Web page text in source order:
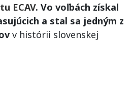
ECAV. Vo voľbách získal
a stal sa jedným z
v histórii slovenskej